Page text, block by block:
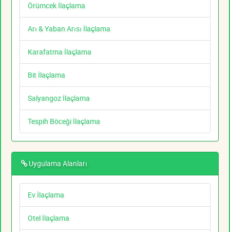
Örümcek İlaçlama
Arı & Yaban Arısı İlaçlama
Karafatma İlaçlama
Bit İlaçlama
Salyangoz İlaçlama
Tespih Böceği İlaçlama
Uygulama Alanları
Ev İlaçlama
Otel İlaçlama